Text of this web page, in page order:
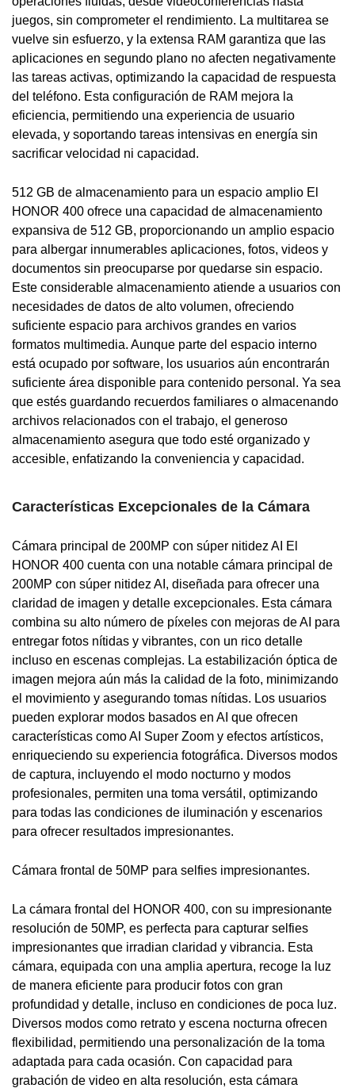
juegos, sin comprometer el rendimiento. La multitarea se
vuelve sin esfuerzo, y la extensa RAM garantiza que las
aplicaciones en segundo plano no afecten negativamente
las tareas activas, optimizando la capacidad de respuesta
del teléfono. Esta configuración de RAM mejora la
eficiencia, permitiendo una experiencia de usuario
elevada, y soportando tareas intensivas en energía sin
sacrificar velocidad ni capacidad.
512 GB de almacenamiento para un espacio amplio El
HONOR 400 ofrece una capacidad de almacenamiento
expansiva de 512 GB, proporcionando un amplio espacio
para albergar innumerables aplicaciones, fotos, videos y
documentos sin preocuparse por quedarse sin espacio.
Este considerable almacenamiento atiende a usuarios con
necesidades de datos de alto volumen, ofreciendo
suficiente espacio para archivos grandes en varios
formatos multimedia. Aunque parte del espacio interno
está ocupado por software, los usuarios aún encontrarán
suficiente área disponible para contenido personal. Ya sea
que estés guardando recuerdos familiares o almacenando
archivos relacionados con el trabajo, el generoso
almacenamiento asegura que todo esté organizado y
accesible, enfatizando la conveniencia y capacidad.
Características Excepcionales de la Cámara
Cámara principal de 200MP con súper nitidez AI El
HONOR 400 cuenta con una notable cámara principal de
200MP con súper nitidez AI, diseñada para ofrecer una
claridad de imagen y detalle excepcionales. Esta cámara
combina su alto número de píxeles con mejoras de AI para
entregar fotos nítidas y vibrantes, con un rico detalle
incluso en escenas complejas. La estabilización óptica de
imagen mejora aún más la calidad de la foto, minimizando
el movimiento y asegurando tomas nítidas. Los usuarios
pueden explorar modos basados en AI que ofrecen
características como AI Super Zoom y efectos artísticos,
enriqueciendo su experiencia fotográfica. Diversos modos
de captura, incluyendo el modo nocturno y modos
profesionales, permiten una toma versátil, optimizando
para todas las condiciones de iluminación y escenarios
para ofrecer resultados impresionantes.
Cámara frontal de 50MP para selfies impresionantes.
La cámara frontal del HONOR 400, con su impresionante
resolución de 50MP, es perfecta para capturar selfies
impresionantes que irradian claridad y vibrancia. Esta
cámara, equipada con una amplia apertura, recoge la luz
de manera eficiente para producir fotos con gran
profundidad y detalle, incluso en condiciones de poca luz.
Diversos modos como retrato y escena nocturna ofrecen
flexibilidad, permitiendo una personalización de la toma
adaptada para cada ocasión. Con capacidad para
grabación de video en alta resolución, esta cámara